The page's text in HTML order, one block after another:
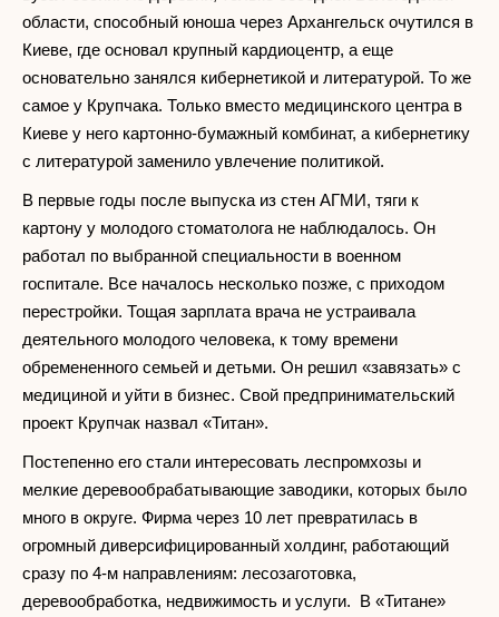
области, способный юноша через Архангельск очутился в
Киеве, где основал крупный кардиоцентр, а еще
основательно занялся кибернетикой и литературой. То же
самое у Крупчака. Только вместо медицинского центра в
Киеве у него картонно-бумажный комбинат, а кибернетику
с литературой заменило увлечение политикой.
В первые годы после выпуска из стен АГМИ, тяги к
картону у молодого стоматолога не наблюдалось. Он
работал по выбранной специальности в военном
госпитале. Все началось несколько позже, с приходом
перестройки. Тощая зарплата врача не устраивала
деятельного молодого человека, к тому времени
обремененного семьей и детьми. Он решил «завязать» с
медициной и уйти в бизнес. Свой предпринимательский
проект Крупчак назвал «Титан».
Постепенно его стали интересовать леспромхозы и
мелкие деревообрабатывающие заводики, которых было
много в округе. Фирма через 10 лет превратилась в
огромный диверсифицированный холдинг, работающий
сразу по 4-м направлениям: лесозаготовка,
деревообработка, недвижимость и услуги. В «Титане»